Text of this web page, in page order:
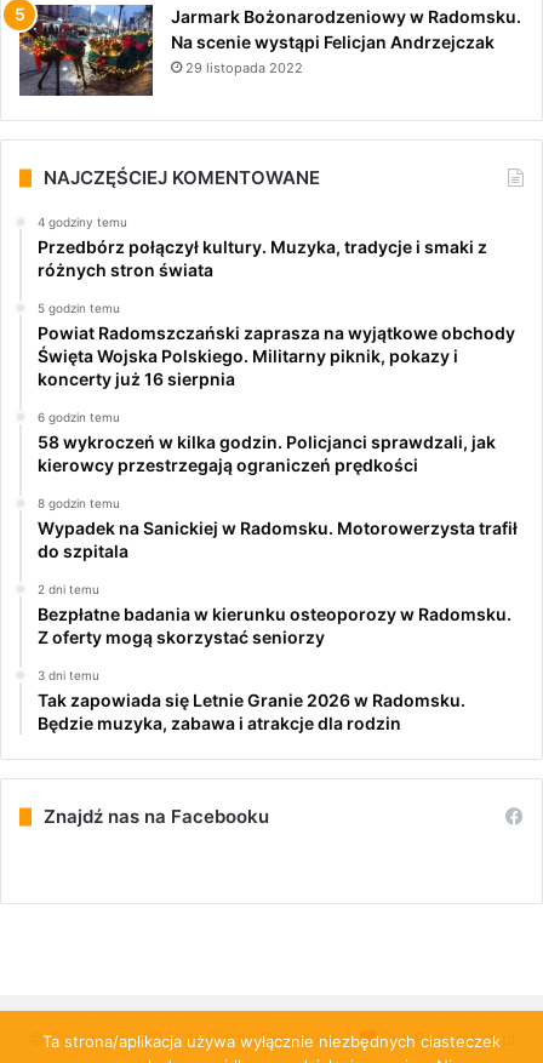
Jarmark Bożonarodzeniowy w Radomsku.
Na scenie wystąpi Felicjan Andrzejczak
29 listopada 2022
NAJCZĘŚCIEJ KOMENTOWANE
4 godziny temu
Przedbórz połączył kultury. Muzyka, tradycje i smaki z
różnych stron świata
5 godzin temu
Powiat Radomszczański zaprasza na wyjątkowe obchody
Święta Wojska Polskiego. Militarny piknik, pokazy i
koncerty już 16 sierpnia
6 godzin temu
58 wykroczeń w kilka godzin. Policjanci sprawdzali, jak
kierowcy przestrzegają ograniczeń prędkości
8 godzin temu
Wypadek na Sanickiej w Radomsku. Motorowerzysta trafił
do szpitala
2 dni temu
Bezpłatne badania w kierunku osteoporozy w Radomsku.
Z oferty mogą skorzystać seniorzy
3 dni temu
Tak zapowiada się Letnie Granie 2026 w Radomsku.
Będzie muzyka, zabawa i atrakcje dla rodzin
Znajdź nas na Facebooku
© Copyright 2026, All Rights Reserved | PulsRadomska.pl
Ta strona/aplikacja używa wyłącznie niezbędnych ciasteczek